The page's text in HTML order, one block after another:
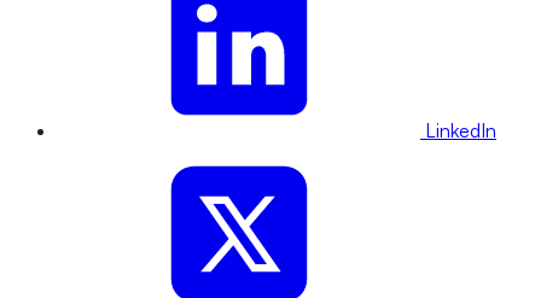
LinkedIn